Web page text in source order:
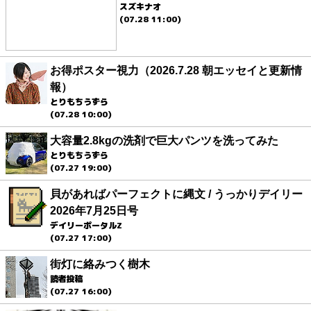
スズキナオ
(07.28 11:00)
お得ポスター視力（2026.7.28 朝エッセイと更新情
報）
とりもちうずら
(07.28 10:00)
大容量2.8kgの洗剤で巨大パンツを洗ってみた
とりもちうずら
(07.27 19:00)
貝があればパーフェクトに縄文 / うっかりデイリー
2026年7月25日号
デイリーポータルZ
(07.27 17:00)
街灯に絡みつく樹木
読者投稿
(07.27 16:00)